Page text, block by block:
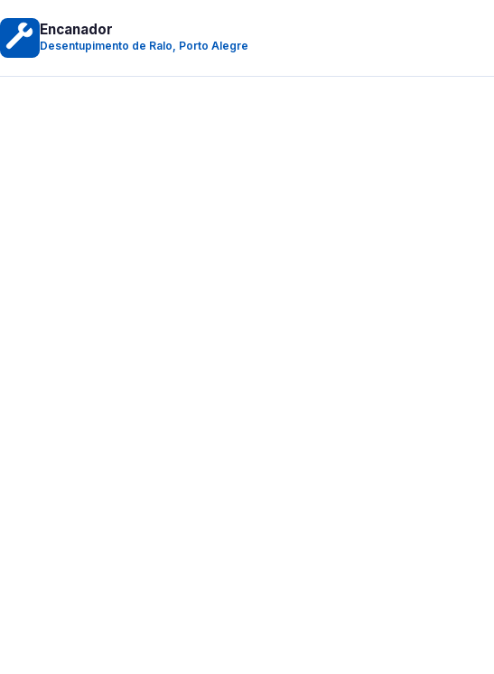
Encanador
Desentupimento de Ralo, Porto Alegre